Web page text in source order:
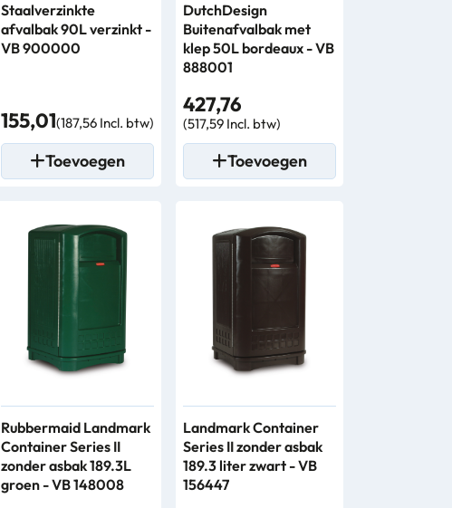
Staalverzinkte
afvalbak 90L verzinkt -
VB 900000
155,01(187,56 Incl. btw)
Toevoegen
DutchDesign
Buitenafvalbak met
klep 50L bordeaux - VB
888001
427,76
(517,59 Incl. btw)
Toevoegen
Rubbermaid Landmark
Container Series II
zonder asbak 189.3L
groen - VB 148008
Landmark Container
Series II zonder asbak
189.3 liter zwart - VB
156447